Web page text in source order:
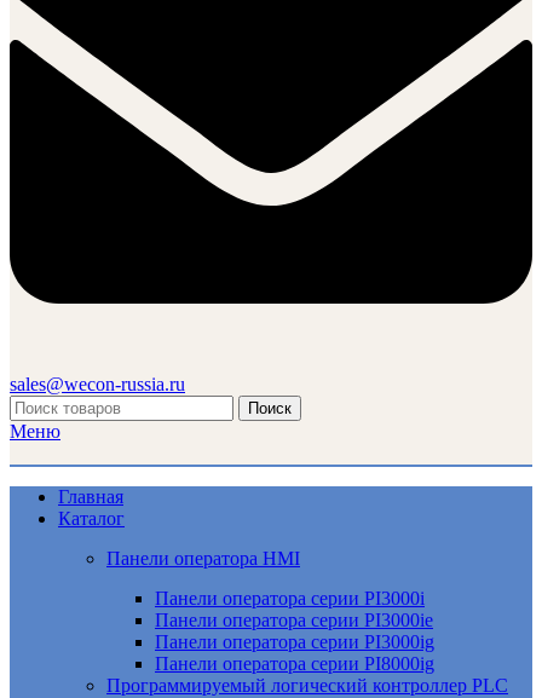
sales@wecon-russia.ru
Поиск
Меню
Главная
Каталог
Панели оператора HMI
Панели оператора серии PI3000i
Панели оператора серии PI3000ie
Панели оператора серии PI3000ig
Панели оператора серии PI8000ig
Программируемый логический контроллер PLC